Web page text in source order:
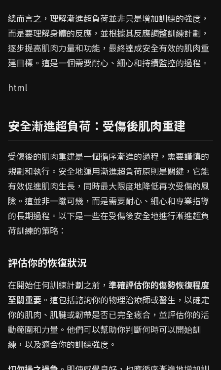
總而言之，理解漸進超負荷並非只是增加訓練的強度，
而是要理解身體的反應，並根據其反應調整訓練計劃，
逐步提高肌肉力量和功能，最終達成安全有效的肌肉重
建目標。這是一個需要耐心、細心和持續監控的過程。
html
安全漸進超負荷：受傷後肌肉重建
受傷後的肌肉重建是一個循序漸進的過程，需要謹慎的
規劃和執行。安全地運用漸進超負荷原則是關鍵，它能
有效促進肌肉生長，同時最大限度地降低再次受傷的風
險。這並非一蹴可幾，而是需要耐心、細心和專業指導
的長期過程。以下是一些在受傷後安全地進行漸進超負
荷訓練的策略：
評估你的恢復狀況
在開始任何訓練計劃之前， 準確評估你的傷勢恢復程度
至關重要 。這包括諮詢你的物理治療師或醫生，以確定
你的肌肉、肌腱或韌帶是否已完全癒合，並評估你的活
動範圍和力量。他們可以幫助你判斷何時可以開始訓
練，以及適合你的訓練強度。